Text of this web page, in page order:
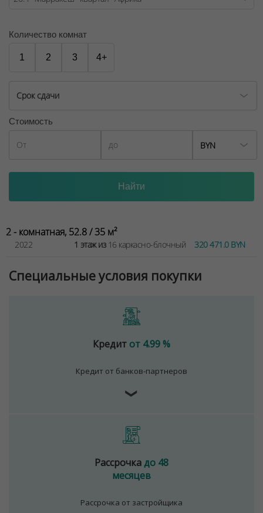
№02240/129 от 06.09.06г.
Договор на оказание риэлтерских услуг № 447/6, от
Количество комнат
1 2 3 4+
Срок сдачи
Стоимость
BYN
2 - комнатная, 52.8 / 35 м²
2022 1 этаж из16 каркасно-блочный 320 471.0 BYN
Специальные условия покупки
Кредит от 4.99 %
Кредит от банков-партнеров
❯
Рассрочкадо 48
месяцев
Рассрочка от застройщика